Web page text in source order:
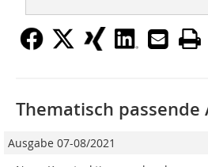
Thematisch passende
Ausgabe 07-08/2021